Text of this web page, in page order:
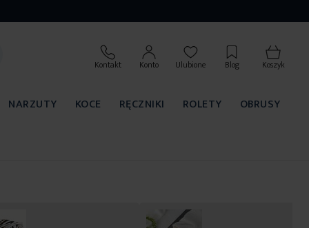
Kontakt Konto Ulubione Blog Koszyk
NARZUTY KOCE RĘCZNIKI ROLETY
OBRUSY